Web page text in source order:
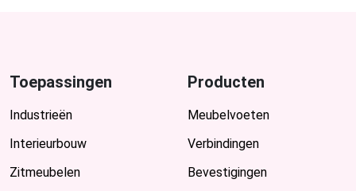
Toepassingen
Industrieën
Interieurbouw
Zitmeubelen
Producten
Meubelvoeten
Verbindingen
Bevestigingen